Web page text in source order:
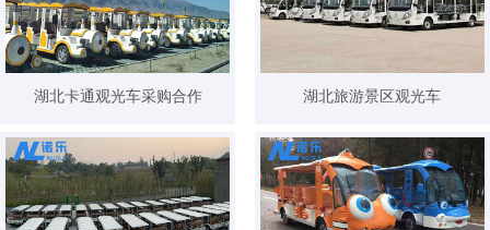
湖北卡通观光车采购合作 湖北旅游景区观光车